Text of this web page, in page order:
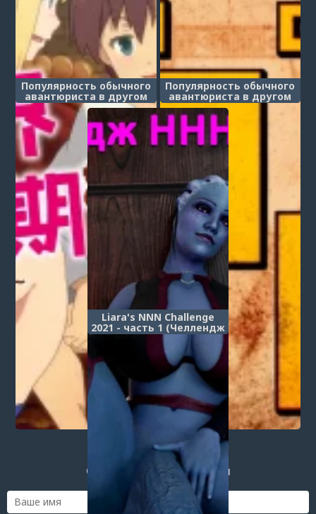
Популярность обычного
авантюриста в другом
мире - глава 1.
(Popularity for a certain
adventurer in another
world. Day 1)
Популярность обычного
авантюриста в другом
мире - глава 2.
(Popularity for a certain
adventurer in another
world. Day 2)
Liara's NNN Challenge
2021 - часть 1 (Челлендж
ННН Лиары)
Post a comment
Login registerto post a comment.
Добавить комментарий
Оставить комментарий